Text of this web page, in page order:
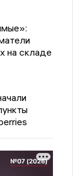
на складе